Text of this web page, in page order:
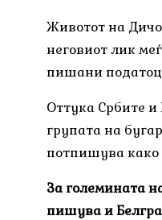
Животот на Дичо
неговиот лик
пишани
Оттука Србите и
групата на
потпишува како
За големината
пишува и